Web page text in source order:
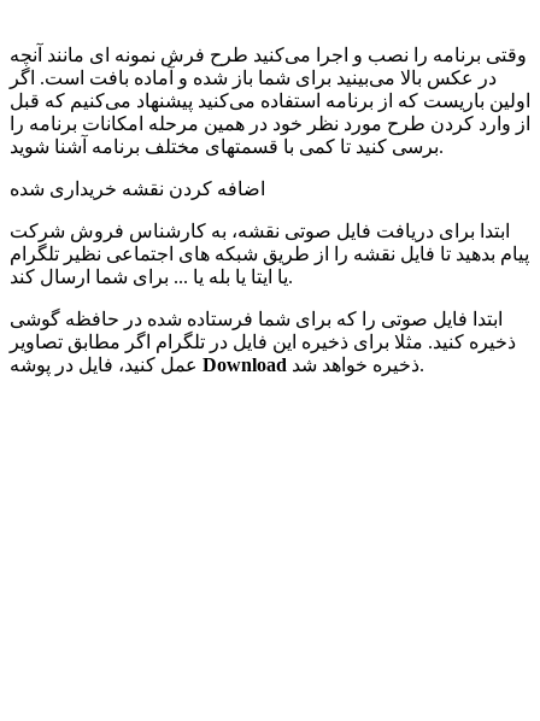
وقتی برنامه را نصب و اجرا می‌کنید طرح فرش نمونه ای مانند آنچه
در عکس بالا می‌بینید برای شما باز شده و آماده بافت است. اگر
اولین باریست که از برنامه استفاده می‌کنید پیشنهاد می‌کنیم که قبل
از وارد کردن طرح مورد نظر خود در همین مرحله امکانات برنامه را
برسی کنید تا کمی با قسمتهای مختلف برنامه آشنا شوید.
اضافه کردن نقشه خریداری شده
ابتدا برای دریافت فایل صوتی نقشه، به کارشناس فروش شرکت
پیام بدهید تا فایل نقشه را از طریق شبکه های اجتماعی نظیر تلگرام
یا ایتا یا بله یا ... برای شما ارسال کند.
ابتدا فایل صوتی را که برای شما فرستاده شده در حافظه گوشی
ذخیره کنید. مثلا برای ذخیره این فایل در تلگرام اگر مطابق تصاویر
Download ذخیره خواهد شد.